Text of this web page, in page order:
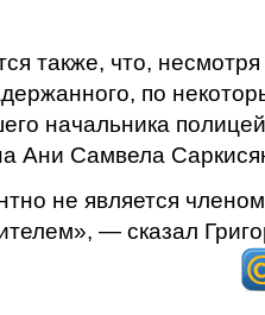
также, что,
по
начальника
Ани Самвела
не является
— сказал